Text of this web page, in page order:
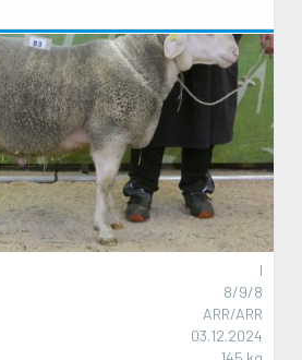
I
8/9/8
ARR/ARR
03.12.2024